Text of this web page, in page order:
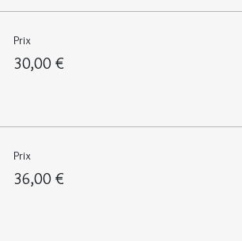
Prix
30,00 €
Prix
36,00 €